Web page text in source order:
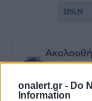
onalert.gr - Do
Information
Newsκαι
για την
ΙΡΑΝ